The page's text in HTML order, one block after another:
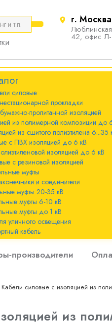
г. Москва
42, офис
cиловые
прокладки
пропитанной изоляцией
из полимерной композиции до
из сшитого полиэтилена 6...35
с ПВХ изоляцией до 6 кВ
изоляцией до 6 кВ
с резиновой изоляцией
муфты
и соединители
муфты 20-35 кВ
муфты 6-10 кВ
муфты до 1 кВ
уличного освещения
кабель
производители
бумажно-
изоляцией из
до 6
изоляцией из
6...35 кВ
с ПВХ
кВ
изоляцией до 6
резиновой
и
20-35 кВ
6-10 кВ
до 1 кВ
освещения
Кабели силовые с изоляцией из
из